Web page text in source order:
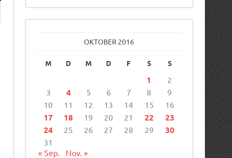
OKTOBER 2016
M D M D F S S
1
2
3
4 5 6 7 8
9
10
11 12 13 14 15 16
17 18 19 20 21 22
23
24
25 26 27 28 29 30
31
« Sep.
Nov. »